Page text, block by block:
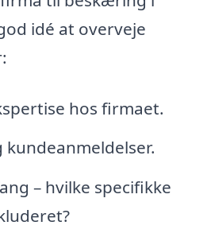
idé at overveje
hos firmaet.
kundeanmeldelser.
– hvilke specifikke